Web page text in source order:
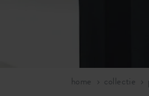
home collectie